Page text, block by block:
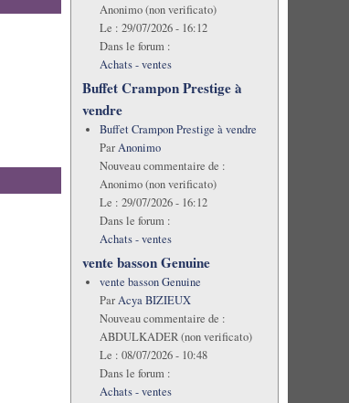
Anonimo (non verificato)
Le : 29/07/2026 - 16:12
Dans le forum :
Achats - ventes
Buffet Crampon Prestige à
vendre
Buffet Crampon Prestige à vendre
ParAnonimo
Nouveau commentaire de :
Anonimo (non verificato)
Le : 29/07/2026 - 16:12
Dans le forum :
Achats - ventes
vente basson Genuine
vente basson Genuine
ParAcya BIZIEUX
Nouveau commentaire de :
ABDULKADER (non verificato)
Le : 08/07/2026 - 10:48
Dans le forum :
Achats - ventes